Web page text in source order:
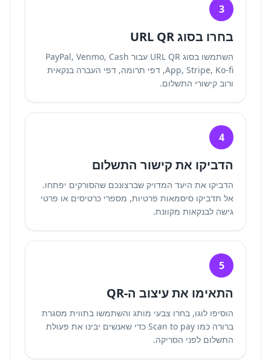
3
בחרו בסוג URL QR
השתמשו בסוג URL QR עבור PayPal, Venmo, Cash
App, Stripe, Ko-fi, דפי תרומה, דפי העברה בנקאית
ורוב קישורי התשלום.
4
הדביקו את קישור התשלום
הדביקו את היעד המדויק שברצונכם שהסורקים יפתחו.
אל תדביקו סיסמאות פרטיות, מספרי כרטיסים או פרטי
גישה לבנקאות מקוונת.
5
התאימו את עיצוב ה-QR
הוסיפו לוגו, בחרו צבעי מותג והשתמשו בתווית מסגרת
ברורה כמו Scan to pay כדי שאנשים יבינו את פעולת
התשלום לפני הסריקה.